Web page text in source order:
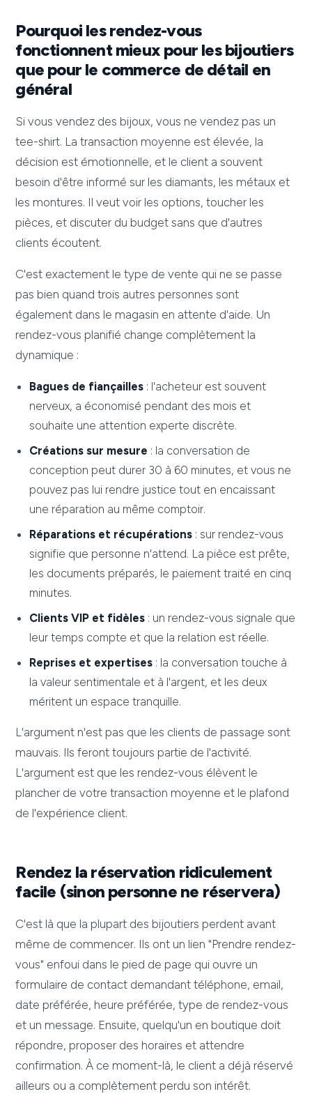
Pourquoi les rendez-vous
fonctionnent mieux pour les bijoutiers
que pour le commerce de détail en
général
Si vous vendez des bijoux, vous ne vendez pas un
tee-shirt. La transaction moyenne est élevée, la
décision est émotionnelle, et le client a souvent
besoin d'être informé sur les diamants, les métaux et
les montures. Il veut voir les options, toucher les
pièces, et discuter du budget sans que d'autres
clients écoutent.
C'est exactement le type de vente qui ne se passe
pas bien quand trois autres personnes sont
également dans le magasin en attente d'aide. Un
rendez-vous planifié change complètement la
dynamique :
Bagues de fiançailles : l'acheteur est souvent
nerveux, a économisé pendant des mois et
souhaite une attention experte discrète.
Créations sur mesure : la conversation de
conception peut durer 30 à 60 minutes, et vous ne
pouvez pas lui rendre justice tout en encaissant
une réparation au même comptoir.
Réparations et récupérations : sur rendez-vous
signifie que personne n'attend. La pièce est prête,
les documents préparés, le paiement traité en cinq
minutes.
Clients VIP et fidèles : un rendez-vous signale que
leur temps compte et que la relation est réelle.
Reprises et expertises : la conversation touche à
la valeur sentimentale et à l'argent, et les deux
méritent un espace tranquille.
L'argument n'est pas que les clients de passage sont
mauvais. Ils feront toujours partie de l'activité.
L'argument est que les rendez-vous élèvent le
plancher de votre transaction moyenne et le plafond
de l'expérience client.
Rendez la réservation ridiculement
facile (sinon personne ne réservera)
C'est là que la plupart des bijoutiers perdent avant
même de commencer. Ils ont un lien "Prendre rendez-
vous" enfoui dans le pied de page qui ouvre un
formulaire de contact demandant téléphone, email,
date préférée, heure préférée, type de rendez-vous
et un message. Ensuite, quelqu'un en boutique doit
répondre, proposer des horaires et attendre
confirmation. À ce moment-là, le client a déjà réservé
ailleurs ou a complètement perdu son intérêt.